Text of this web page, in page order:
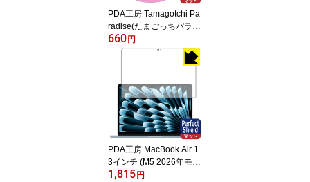
PDA工房 Tamagotchi Pa
radise(たまごっちパラダ
イス) 対応 PerfectShield
保護 フィルム 反射低減
防指紋 日本製 自社製造
660 円
PDA工房 MacBook Air 1
3インチ (M5 2026年モデ
ル) 対応 PerfectShield 保
1,815 円